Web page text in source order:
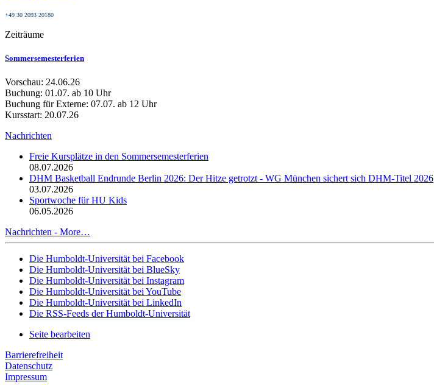
+49 30 2093 20180
Zeiträume
Sommersemesterferien
Vorschau: 24.06.26
Buchung: 01.07. ab 10 Uhr
Buchung für Externe: 07.07. ab 12 Uhr
Kursstart: 20.07.26
Nachrichten
Freie Kursplätze in den Sommersemesterferien
08.07.2026
DHM Basketball Endrunde Berlin 2026: Der Hitze getrotzt - WG München sichert sich DHM-Titel 2026
03.07.2026
Sportwoche für HU Kids
06.05.2026
Nachrichten - More…
Die Humboldt-Universität bei Facebook
Die Humboldt-Universität bei BlueSky
Die Humboldt-Universität bei Instagram
Die Humboldt-Universität bei YouTube
Die Humboldt-Universität bei LinkedIn
Die RSS-Feeds der Humboldt-Universität
Seite bearbeiten
Barrierefreiheit
Datenschutz
Impressum